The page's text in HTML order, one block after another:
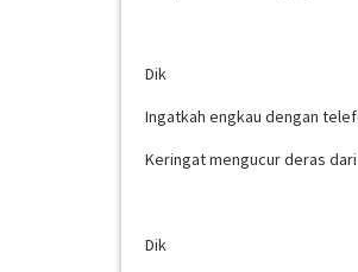
Dik
Ingatkah engkau dengan
Keringat mengucur deras
Dik